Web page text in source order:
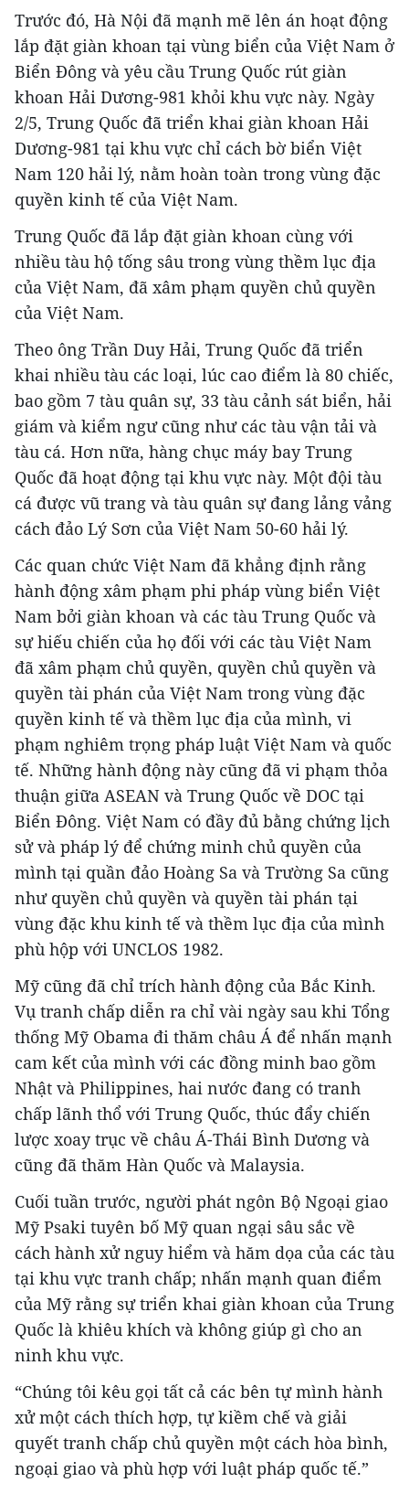
Trước đó, Hà Nội đã mạnh mẽ lên án hoạt động
lắp đặt giàn khoan tại vùng biển của Việt Nam ở
Biển Đông và yêu cầu Trung Quốc rút giàn
khoan Hải Dương-981 khỏi khu vực này. Ngày
2/5, Trung Quốc đã triển khai giàn khoan Hải
Dương-981 tại khu vực chỉ cách bờ biển Việt
Nam 120 hải lý, nằm hoàn toàn trong vùng đặc
quyền kinh tế của Việt Nam.
Trung Quốc đã lắp đặt giàn khoan cùng với
nhiều tàu hộ tống sâu trong vùng thềm lục địa
của Việt Nam, đã xâm phạm quyền chủ quyền
của Việt Nam.
Theo ông Trần Duy Hải, Trung Quốc đã triển
khai nhiều tàu các loại, lúc cao điểm là 80 chiếc,
bao gồm 7 tàu quân sự, 33 tàu cảnh sát biển, hải
giám và kiểm ngư cũng như các tàu vận tải và
tàu cá. Hơn nữa, hàng chục máy bay Trung
Quốc đã hoạt động tại khu vực này. Một đội tàu
cá được vũ trang và tàu quân sự đang lảng vảng
cách đảo Lý Sơn của Việt Nam 50-60 hải lý.
Các quan chức Việt Nam đã khẳng định rằng
hành động xâm phạm phi pháp vùng biển Việt
Nam bởi giàn khoan và các tàu Trung Quốc và
sự hiếu chiến của họ đối với các tàu Việt Nam
đã xâm phạm chủ quyền, quyền chủ quyền và
quyền tài phán của Việt Nam trong vùng đặc
quyền kinh tế và thềm lục địa của mình, vi
phạm nghiêm trọng pháp luật Việt Nam và quốc
tế. Những hành động này cũng đã vi phạm thỏa
thuận giữa ASEAN và Trung Quốc về DOC tại
Biển Đông. Việt Nam có đầy đủ bằng chứng lịch
sử và pháp lý để chứng minh chủ quyền của
mình tại quần đảo Hoàng Sa và Trường Sa cũng
như quyền chủ quyền và quyền tài phán tại
vùng đặc khu kinh tế và thềm lục địa của mình
phù hộp với UNCLOS 1982.
Mỹ cũng đã chỉ trích hành động của Bắc Kinh.
Vụ tranh chấp diễn ra chỉ vài ngày sau khi Tổng
thống Mỹ Obama đi thăm châu Á để nhấn mạnh
cam kết của mình với các đồng minh bao gồm
Nhật và Philippines, hai nước đang có tranh
chấp lãnh thổ với Trung Quốc, thúc đẩy chiến
lược xoay trục về châu Á-Thái Bình Dương và
cũng đã thăm Hàn Quốc và Malaysia.
Cuối tuần trước, người phát ngôn Bộ Ngoại giao
Mỹ Psaki tuyên bố Mỹ quan ngại sâu sắc về
cách hành xử nguy hiểm và hăm dọa của các tàu
tại khu vực tranh chấp; nhấn mạnh quan điểm
của Mỹ rằng sự triển khai giàn khoan của Trung
Quốc là khiêu khích và không giúp gì cho an
ninh khu vực.
“Chúng tôi kêu gọi tất cả các bên tự mình hành
xử một cách thích hợp, tự kiềm chế và giải
quyết tranh chấp chủ quyền một cách hòa bình,
ngoại giao và phù hợp với luật pháp quốc tế.”